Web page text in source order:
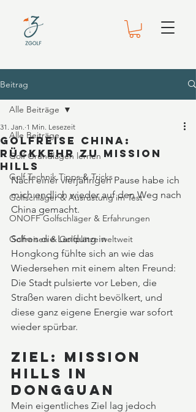
Beitrag
Alle Beiträge
Golf Grundlagen lernen
Golf Technik Tipps & Tricks
Golfschläger & Ausrüstung im Test
ONOFF Golfschläger & Erfahrungen
Golfreisen & Golfplätze weltweit
Alle Beiträge
Golfreise China:
Rückkehr zu Mission
Hills
31. Jan. 1 Min. Lesezeit
Nach einer vierjährigen Pause habe ich
mich endlich wieder auf den Weg nach
China gemacht.
Schon die Landung in
Hongkong fühlte sich an wie das
Wiedersehen mit einem alten Freund:
Die Stadt pulsierte vor Leben, die
Straßen waren dicht bevölkert, und
diese ganz eigene Energie war sofort
wieder spürbar.
Ziel: Mission
Hills in
Dongguan
Mein eigentliches Ziel lag jedoch